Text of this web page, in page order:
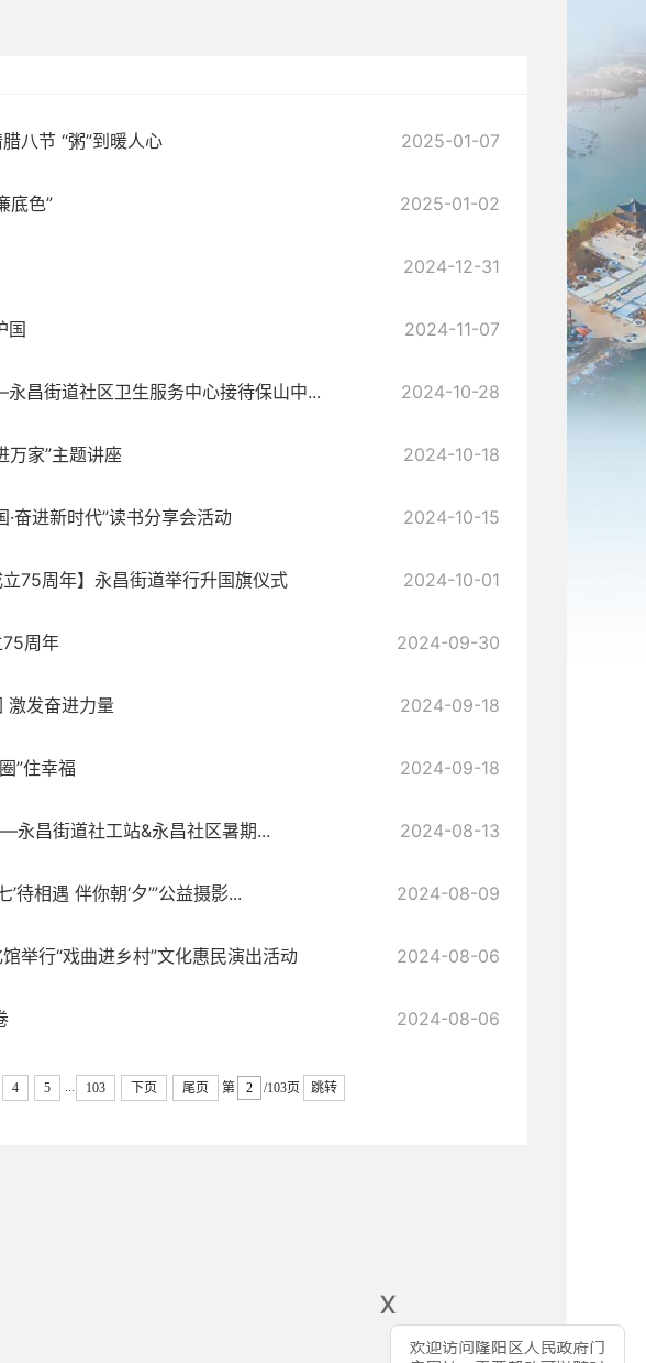
x
八节 “粥”到暖人心 2025-01-07
底色” 2025-01-02
2024-12-31
国 2024-11-07
昌街道社区卫生服务中心接待保山中... 2024-10-28
万家”主题讲座 2024-10-18
奋进新时代”读书分享会活动 2024-10-15
立75周年】永昌街道举行升国旗仪式 2024-10-01
周年 2024-09-30
激发奋进力量 2024-09-18
”住幸福 2024-09-18
永昌街道社工站&永昌社区暑期... 2024-08-13
待相遇 伴你朝‘夕’”公益摄影... 2024-08-09
举行“戏曲进乡村”文化惠民演出活动 2024-08-06
2024-08-06
4 5 103 下页 尾页 第 /103页 跳转